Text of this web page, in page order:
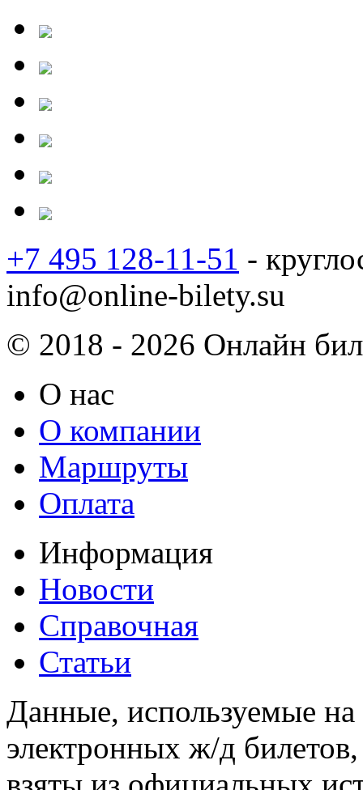
+7 495 128-11-51 -
info@online-bilety.su
© 2018 - 2026 Онлайн
О нас
О компании
Маршруты
Оплата
Информация
Новости
Справочная
Статьи
Данные, используемые на
электронных ж/д